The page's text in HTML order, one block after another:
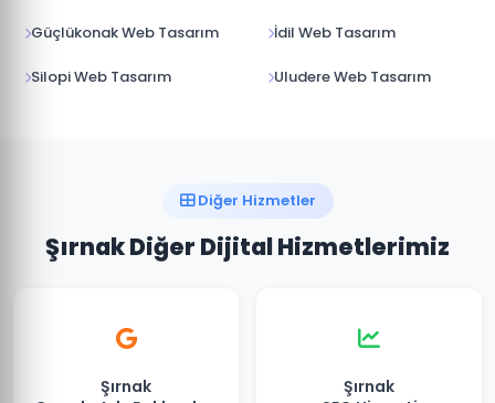
Güçlükonak Web Tasarım İdil Web Tasarım
Silopi Web Tasarım Uludere Web Tasarım
Diğer Hizmetler
Şırnak Diğer Dijital Hizmetlerimiz
Şırnak
Şırnak